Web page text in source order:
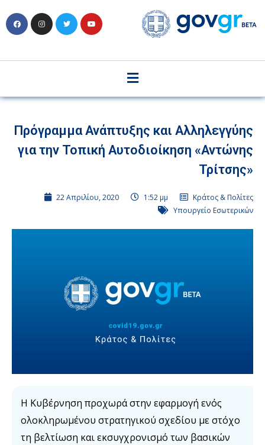
Πρόγραμμα Ανάπτυξης και Αλληλεγγύης
για την Τοπική Αυτοδιοίκηση «Αντώνης
Τρίτσης»
22 Απριλίου, 2020 1:52 μμ
Κράτος & Πολίτες
Υπουργείο Εσωτερικών
Η Κυβέρνηση προχωρά στην εφαρμογή ενός
ολοκληρωμένου στρατηγικού σχεδίου με στόχο
τη βελτίωση και εκσυγχρονισμό των βασικών